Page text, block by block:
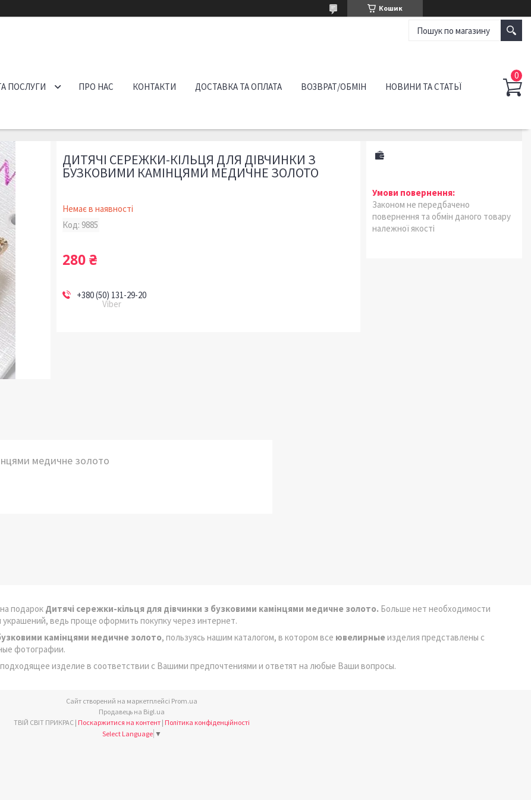
Кошик
ПОСЛУГИ ПРО НАС КОНТАКТИ ДОСТАВКА ТА ОПЛАТА ВОЗВРАТ/ОБМІН НОВИНИ ТА СТАТЬЇ
ДИТЯЧІ СЕРЕЖКИ-КІЛЬЦЯ ДЛЯ ДІВЧИНКИ З
БУЗКОВИМИ КАМІНЦЯМИ МЕДИЧНЕ ЗОЛОТО
Немає в наявності
Код: 9885
280 ₴
+380 (50) 131-29-20
Viber
Законом не передбачено
повернення та обмін даного товару
належної якості
медичне золото
подарок Дитячі сережки-кільця для дівчинки з бузковими камінцями медичне золото. Больше нет необходимости
украшений, ведь проще оформить покупку через интернет.
камінцями медичне золото, пользуясь нашим каталогом, в котором все ювелирные изделия представлены с
фотографии.
изделие в соответствии с Вашими предпочтениями и ответят на любые Ваши вопросы.
Сайт створений на маркетплейсі Prom.ua
Продавець на Bigl.ua
ТВІЙ СВІТ ПРИКРАС | Поскаржитися на контент | Політика конфіденційності
Select Language ▼